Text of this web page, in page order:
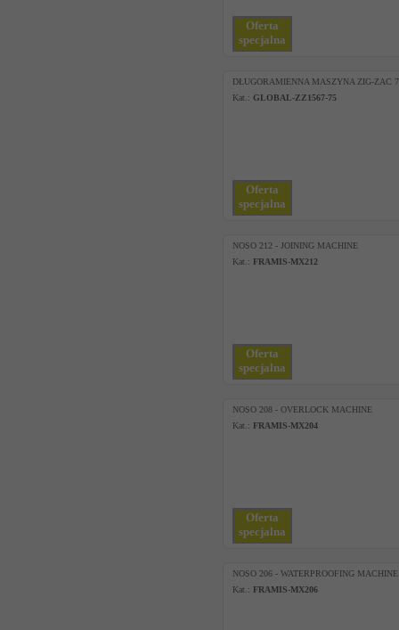
Oferta
specjalna
DŁUGORAMIENNA MASZYNA ZIG-ZAC
Kat.: GLOBAL-ZZ1567-75
Oferta
specjalna
NOSO 212 - JOINING MACHINE
Kat.: FRAMIS-MX212
Oferta
specjalna
NOSO 208 - OVERLOCK MACHINE
Kat.: FRAMIS-MX204
Oferta
specjalna
NOSO 206 - WATERPROOFING MACHINE
Kat.: FRAMIS-MX206